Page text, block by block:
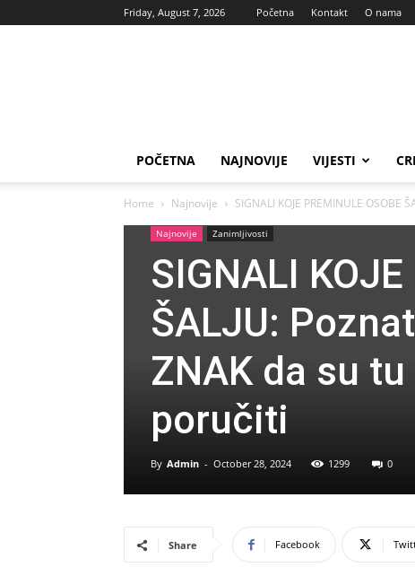
Friday, August 7, 2026 Početna Kontakt O nama
POČETNA NAJNOVIJE VIJESTI
Home Najnovije SIGNALI KOJE PREMINULE OSOBE
Najnovije Zanimljivosti
SIGNALI KOJE
ŠALJU:
ZNAK da su
poručiti
By Admin - October 28, 2024 1299 0
Share Facebook